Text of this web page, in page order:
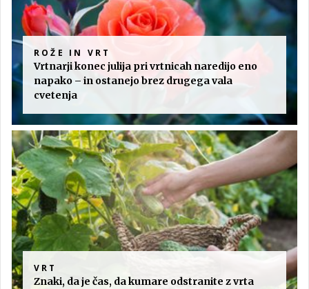
ROŽE IN VRT
Vrtnarji konec julija pri vrtnicah naredijo eno
napako – in ostanejo brez drugega vala
cvetenja
VRT
Znaki, da je čas, da kumare odstranite z vrta